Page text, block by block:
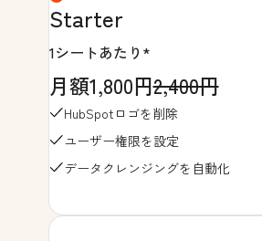
Starter
1シートあたり*
月額1,800円2,400円
HubSpotロゴを削除
ユーザー権限を設定
データクレンジングを自動化